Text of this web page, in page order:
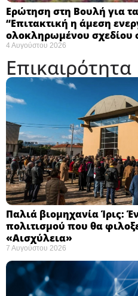
Ερώτηση στη Βουλή για
“Eπιτακτική η άμεση
ολοκληρωμένου σχεδίου
4 Αυγούστου 2026
Επικαιρότητα
Παλιά βιομηχανία Ίρις:
πολιτισμού που θα
«Αισχύλεια» ​
7 Αυγούστου 2026